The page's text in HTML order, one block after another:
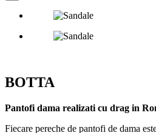
BOTTA
Pantofi dama realizati cu drag in
Fiecare pereche de pantofi de dama